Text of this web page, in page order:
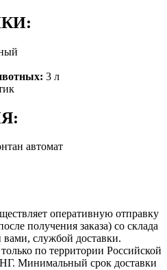
3 л
автомат
оперативную отправку
получения заказа) со склада
службой доставки.
по территории Российской
Минимальный срок доставки